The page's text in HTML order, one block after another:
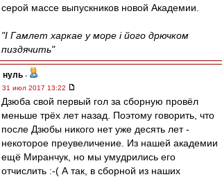
серой массе выпускников новой Академии.
"I Гамлeт харкаe у море i його дрючком
пиздячить"
нуль -
31 июл 2017 13:22
Дзюба свой первый гол за сборную провёл
меньше трёх лет назад. Поэтому говорить, что
после Дзюбы никого нет уже десять лет -
некоторое преувеличение. Из нашей академии
ещё Миранчук, но мы умудрились его
отчислить :-( А так, в сборной из наших